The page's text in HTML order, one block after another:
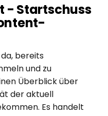
- Startschuss
bereits
und zu
Überblick über
der aktuell
Es handelt